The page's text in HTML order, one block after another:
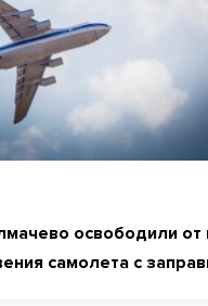
освободили от
самолета с